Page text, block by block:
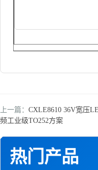
热门产品
上一篇： CXLE8610 36V宽压
频工业级TO252方案